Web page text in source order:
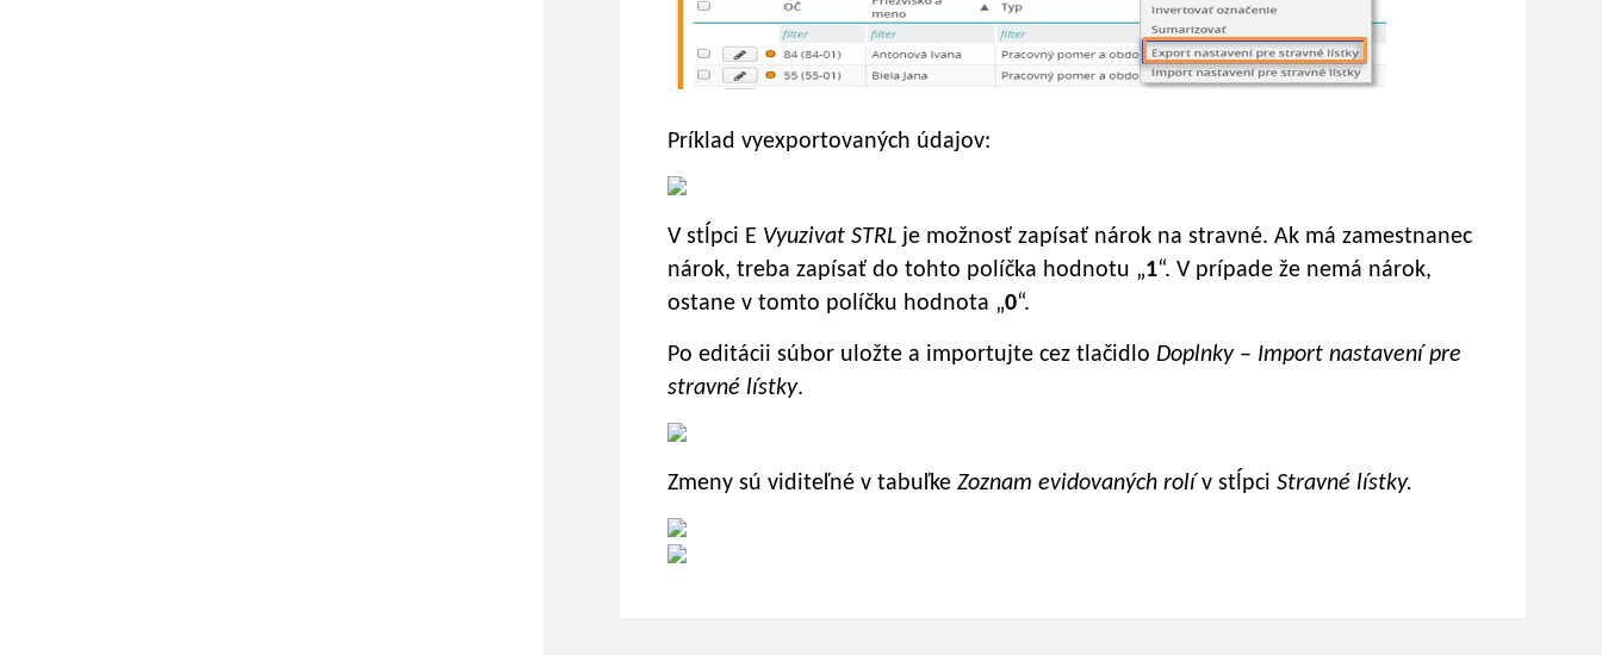
Príklad vyexportovaných údajov:
V stĺpci E Vyuzivat STRL je možnosť zapísať nárok na stravné. Ak má zamestnanec
nárok, treba zapísať do tohto políčka hodnotu „1“. V prípade že nemá nárok,
ostane v tomto políčku hodnota „0“.
Po editácii súbor uložte a importujte cez tlačidlo Doplnky – Import nastavení pre
stravné lístky.
Zmeny sú viditeľné v tabuľke Zoznam evidovaných rolí v stĺpci Stravné lístky.